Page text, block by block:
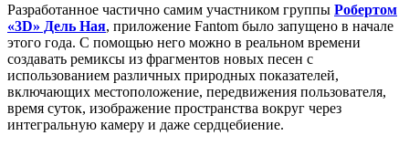
Разработанное частично самим участником группы Робертом
«3D» Дель Ная, приложение Fantom было запущено в начале
этого года. С помощью него можно в реальном времени
создавать ремиксы из фрагментов новых песен с
использованием различных природных показателей,
включающих местоположение, передвижения пользователя,
время суток, изображение пространства вокруг через
интегральную камеру и даже сердцебиение.